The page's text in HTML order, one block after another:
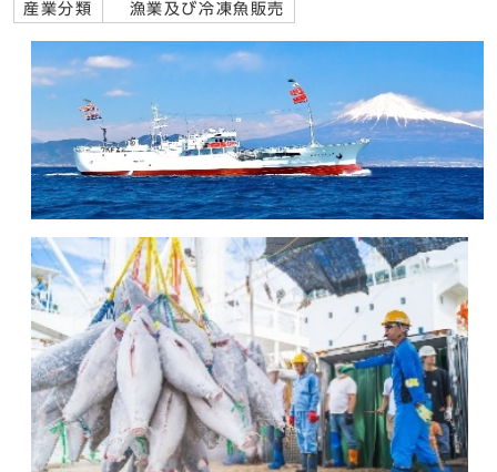
産業分類 漁業及び冷凍魚販売